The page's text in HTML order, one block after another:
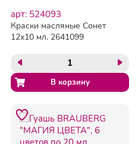
арт: 524093
Краски масляные Сонет
12х10 мл. 2641099